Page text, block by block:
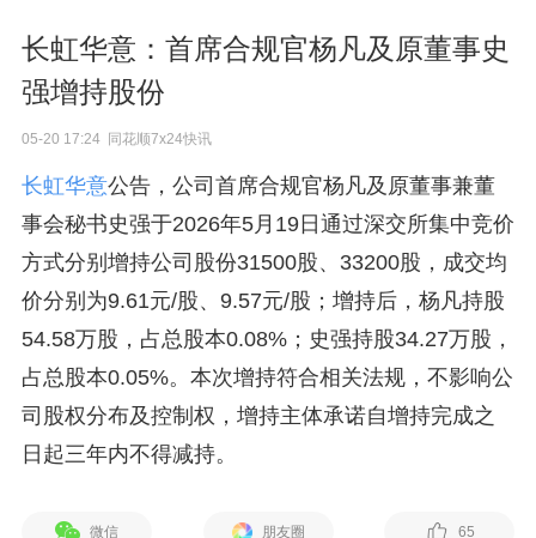
长虹华意：首席合规官杨凡及原董事史
强增持股份
05-20 17:24 同花顺7x24快讯
长虹华意公告，公司首席合规官杨凡及原董事兼董
事会秘书史强于2026年5月19日通过深交所集中竞价
方式分别增持公司股份31500股、33200股，成交均
价分别为9.61元/股、9.57元/股；增持后，杨凡持股
54.58万股，占总股本0.08%；史强持股34.27万股，
占总股本0.05%。本次增持符合相关法规，不影响公
司股权分布及控制权，增持主体承诺自增持完成之
日起三年内不得减持。
微信 朋友圈 65